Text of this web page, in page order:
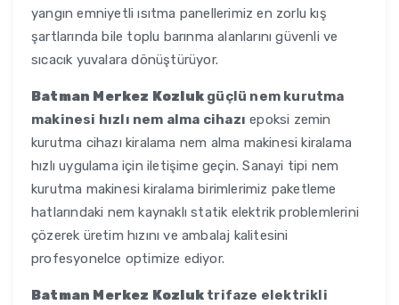
yangın emniyetli ısıtma panellerimiz en zorlu kış
şartlarında bile toplu barınma alanlarını güvenli ve
sıcacık yuvalara dönüştürüyor.
Batman Merkez Kozluk güçlü nem kurutma
makinesi hızlı nem alma cihazı epoksi zemin
kurutma cihazı kiralama nem alma makinesi kiralama
hızlı uygulama için iletişime geçin. Sanayi tipi nem
kurutma makinesi kiralama birimlerimiz paketleme
hatlarındaki nem kaynaklı statik elektrik problemlerini
çözerek üretim hızını ve ambalaj kalitesini
profesyonelce optimize ediyor.
Batman Merkez Kozluk trifaze elektrikli